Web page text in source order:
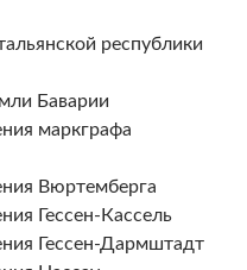
республики
Баварии
маркграфа
Вюртемберга
Гессен-Кассель
Гессен-Дармштадт